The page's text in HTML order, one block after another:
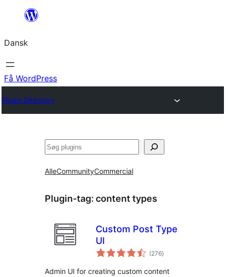
Spring
indhold
Dansk
Få WordPress
Plugin Directory
Søg
AlleCommunityCommercial
Plugin-tag: content types
Custom Post Type
UI
(276totale
bedømmelser
)
Admin UI for creating custom content